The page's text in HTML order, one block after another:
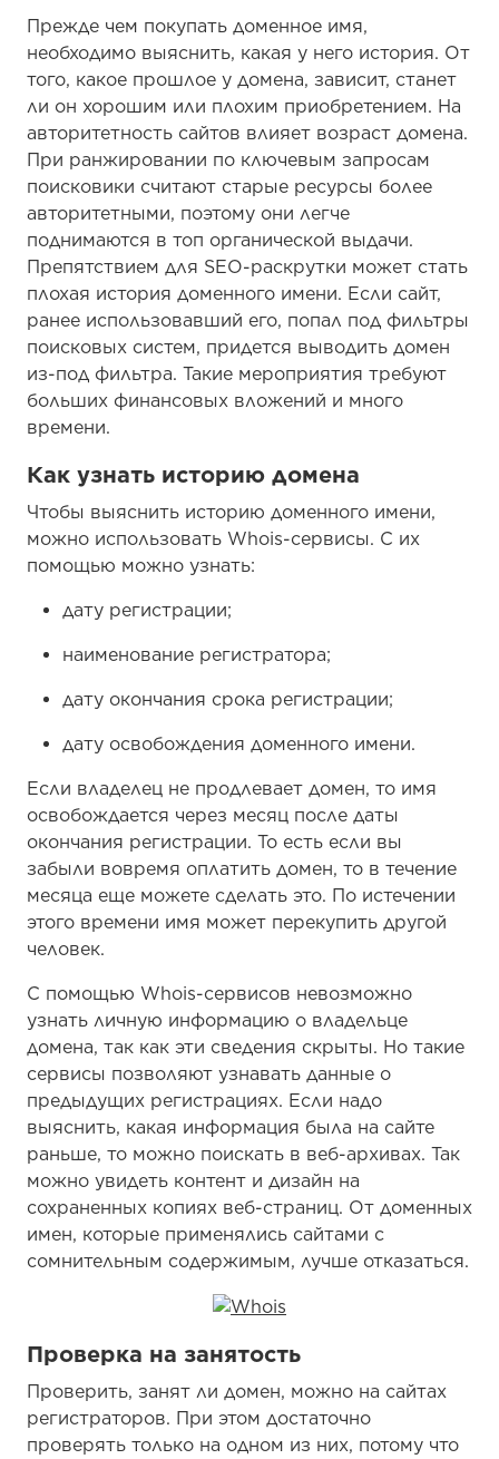
Прежде чем покупать доменное имя,
необходимо выяснить, какая у него история. От
того, какое прошлое у домена, зависит, станет
ли он хорошим или плохим приобретением. На
авторитетность сайтов влияет возраст домена.
При ранжировании по ключевым запросам
поисковики считают старые ресурсы более
авторитетными, поэтому они легче
поднимаются в топ органической выдачи.
Препятствием для SEO-раскрутки может стать
плохая история доменного имени. Если сайт,
ранее использовавший его, попал под фильтры
поисковых систем, придется выводить домен
из-под фильтра. Такие мероприятия требуют
больших финансовых вложений и много
времени.
Как узнать историю домена
Чтобы выяснить историю доменного имени,
можно использовать Whois-сервисы. С их
помощью можно узнать:
дату регистрации;
наименование регистратора;
дату окончания срока регистрации;
дату освобождения доменного имени.
Если владелец не продлевает домен, то имя
освобождается через месяц после даты
окончания регистрации. То есть если вы
забыли вовремя оплатить домен, то в течение
месяца еще можете сделать это. По истечении
этого времени имя может перекупить другой
человек.
С помощью Whois-сервисов невозможно
узнать личную информацию о владельце
домена, так как эти сведения скрыты. Но такие
сервисы позволяют узнавать данные о
предыдущих регистрациях. Если надо
выяснить, какая информация была на сайте
раньше, то можно поискать в веб-архивах. Так
можно увидеть контент и дизайн на
сохраненных копиях веб-страниц. От доменных
имен, которые применялись сайтами с
сомнительным содержимым, лучше отказаться.
Проверка на занятость
Проверить, занят ли домен, можно на сайтах
регистраторов. При этом достаточно
проверять только на одном из них, потому что